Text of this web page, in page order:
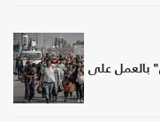
بالعمل على